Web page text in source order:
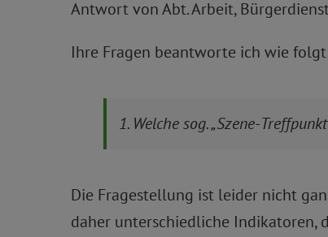
Antwort von Abt. Arbeit,
Ihre Fragen beantworte ich wie
1. Welche sog. „Szene-
Die Fragestellung ist leider nicht
daher unterschiedliche Indikatoren,